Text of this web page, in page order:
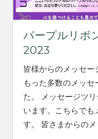
パープルリボ
2023
皆様からのメッセー
もった多数のメッ
た。 メッセージツ
います。こちらでも
す。 皆さまからの